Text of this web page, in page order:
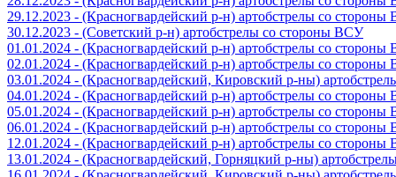
29.12.2023 - (Красногвардейский р-н) артобстрелы со
30.12.2023 - (Советский р-н) артобстрелы со стороны ВСУ
01.01.2024 - (Красногвардейский р-н) артобстрелы со
02.01.2024 - (Красногвардейский р-н) артобстрелы со
03.01.2024 - (Красногвардейский, Кировский р-ны)
04.01.2024 - (Красногвардейский р-н) артобстрелы со
05.01.2024 - (Красногвардейский р-н) артобстрелы со
06.01.2024 - (Красногвардейский р-н) артобстрелы со
12.01.2024 - (Красногвардейский р-н) артобстрелы со
13.01.2024 - (Красногвардейский, Горняцкий р-ны)